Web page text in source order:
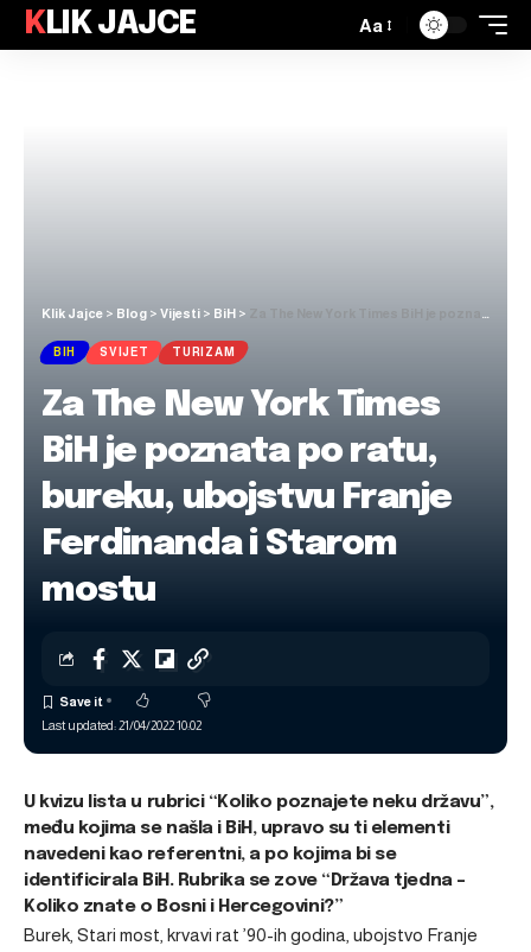
KLIK JAJCE Aa
Klik Jajce > Blog > Vijesti > BiH >
BIH SVIJET TURIZAM
Za The New York Times
BiH je poznata po ratu,
bureku, ubojstvu Franje
Ferdinanda i Starom
mostu
Last updated: 21/04/2022 10:02
U kvizu lista u rubrici “Koliko poznajete neku državu”,
među kojima se našla i BiH, upravo su ti elementi
navedeni kao referentni, a po kojima bi se
identificirala BiH. Rubrika se zove “Država tjedna –
Koliko znate o Bosni i Hercegovini?”
Burek, Stari most, krvavi rat ’90-ih godina, ubojstvo Franje